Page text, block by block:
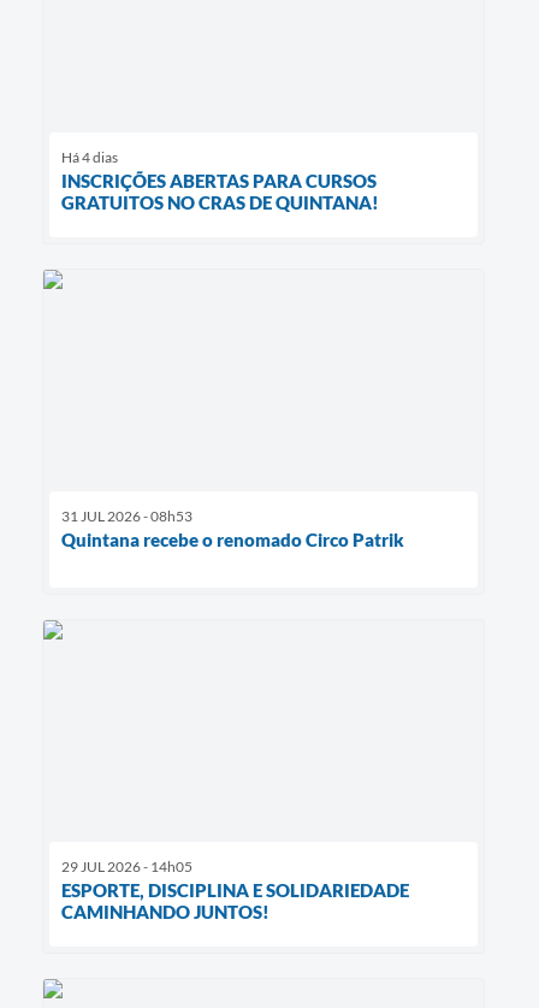
Há 4 dias
INSCRIÇÕES ABERTAS PARA CURSOS
GRATUITOS NO CRAS DE QUINTANA!
31 JUL 2026 - 08h53
Quintana recebe o renomado Circo Patrik
29 JUL 2026 - 14h05
ESPORTE, DISCIPLINA E SOLIDARIEDADE
CAMINHANDO JUNTOS!